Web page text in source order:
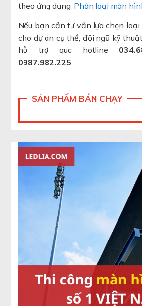
theo ứng dụng: Phân loại màn
Nếu bạn cần tư vấn lựa chọn
cho dự án cụ thể, đội ngũ kỹ
hỗ trợ qua hotline
0987.982.225
SẢN PHẨM BÁN CHẠY